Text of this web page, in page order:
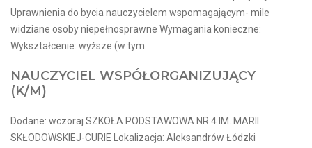
Uprawnienia do bycia nauczycielem wspomagającym- mile
widziane osoby niepełnosprawne Wymagania konieczne:
Wykształcenie: wyższe (w tym...
NAUCZYCIEL WSPÓŁORGANIZUJĄCY
(K/M)
Dodane: wczoraj SZKOŁA PODSTAWOWA NR 4 IM. MARII
SKŁODOWSKIEJ-CURIE Lokalizacja: Aleksandrów Łódzki